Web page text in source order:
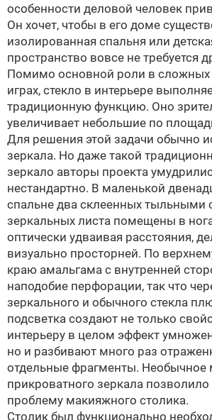
особенности деловой человек
Он хочет, чтобы в его доме
изолированная спальня или
пространство вовсе не требуется
Помимо основной роли в сложных
играх, стекло в интерьере
традиционную функцию. Оно
увеличивает небольшие по
Для решения этой задачи обычно
зеркала. Но даже такой
зеркало авторы проекта
нестандартно. В маленькой
спальне два склеенных тыльными
зеркальных листа помещены в
оптически удваивая расстояния,
визуально просторней. По
краю амальгама с внутренней
наподобие перфорации, так что
зеркального и обычного стекла
подсветка создают не только
интерьеру в целом эффект
но и разбивают много раз
отдельные фрагменты. Необычное
прикроватного зеркала
проблему макияжного столика.
Столик был функционально